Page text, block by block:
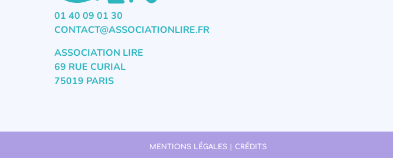
01 40 09 01 30
CONTACT@ASSOCIATIONLIRE.FR
ASSOCIATION LIRE
69 RUE CURIAL
75019 PARIS
MENTIONS LÉGALES | CRÉDITS